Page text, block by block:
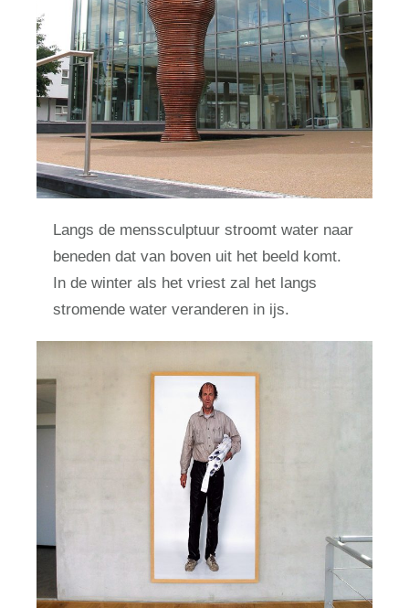
Langs de menssculptuur stroomt water naar
beneden dat van boven uit het beeld komt.
In de winter als het vriest zal het langs
stromende water veranderen in ijs.